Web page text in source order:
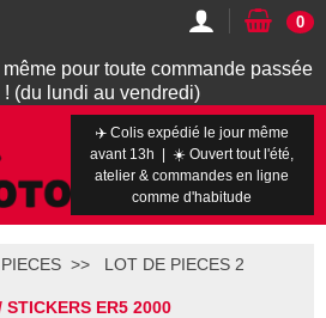
pour toute commande passée
(du lundi au vendredi)
0
✈️ Colis expédié le jour même
avant 13h | ☀️ Ouvert tout l'été,
atelier & commandes en ligne
comme d'habitude
LOT DE PIECES 2
ER5 2000